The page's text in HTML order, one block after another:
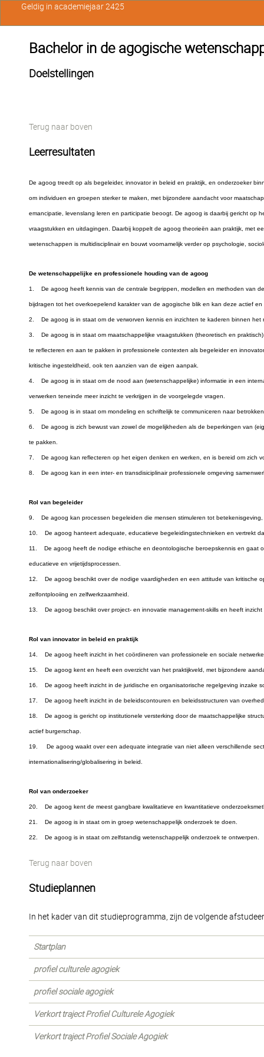
Bachelor in de agogische
Doelstellingen
Terug naar boven
Leerresultaten
De agoog treedt op als begeleider, innovator in beleid en praktijk, en onderzoeker
om individuen en groepen sterker te maken, met bijzondere aandacht voor
emancipatie, levenslang leren en participatie beoogt. De agoog is daarbij gericht op
vraagstukken en uitdagingen. Daarbij koppelt de agoog theorieën aan praktijk, met
wetenschappen is multidisciplinair en bouwt voornamelijk verder op psychologie,
De wetenschappelijke en professionele houding van de agoog
1. De agoog heeft kennis van de centrale begrippen, modellen en methoden van
bijdragen tot het overkoepelend karakter van de agogische blik en kan deze actief
2. De agoog is in staat om de verworven kennis en inzichten te kaderen binnen het
3. De agoog is in staat om maatschappelijke vraagstukken (theoretisch en
te reflecteren en aan te pakken in professionele contexten als begeleider en
kritische ingesteldheid, ook ten aanzien van de eigen aanpak.
4. De agoog is in staat om de nood aan (wetenschappelijke) informatie in een
verwerken teneinde meer inzicht te verkrijgen in de voorgelegde vragen.
5. De agoog is in staat om mondeling en schriftelijk te communiceren naar
6. De agoog is zich bewust van zowel de mogelijkheden als de beperkingen van
te pakken.
7. De agoog kan reflecteren op het eigen denken en werken, en is bereid om zich
8. De agoog kan in een inter- en transdisiciplinair professionele omgeving
Rol van begeleider
9. De agoog kan processen begeleiden die mensen stimuleren tot
10. De agoog hanteert adequate, educatieve begeleidingstechnieken en vertrekt
11. De agoog heeft de nodige ethische en deontologische beroepskennis en gaat
educatieve en vrijetijdsprocessen.
12. De agoog beschikt over de nodige vaardigheden en een attitude van kritische
zelfontplooiing en zelfwerkzaamheid.
13. De agoog beschikt over project- en innovatie management-skills en heeft
Rol van innovator in beleid en praktijk
14. De agoog heeft inzicht in het coördineren van professionele en sociale
15. De agoog kent en heeft een overzicht van het praktijkveld, met bijzondere
16. De agoog heeft inzicht in de juridische en organisatorische regelgeving inzake
17. De agoog heeft inzicht in de beleidscontouren en beleidsstructuren van
18. De agoog is gericht op institutionele versterking door de maatschappelijke
actief burgerschap.
19. De agoog waakt over een adequate integratie van niet alleen verschillende
internationalisering/globalisering in beleid.
Rol van onderzoeker
20. De agoog kent de meest gangbare kwalitatieve en kwantitatieve
21. De agoog is in staat om in groep wetenschappelijk onderzoek te doen.
22. De agoog is in staat om zelfstandig wetenschappelijk onderzoek te ontwerpen.
Terug naar boven
Studieplannen
In het kader van dit studieprogramma, zijn de volgende
Startplan
profiel culturele agogiek
profiel sociale agogiek
Verkort traject Profiel Culturele Agogiek
Verkort traject Profiel Sociale Agogiek
Geldig in academiejaar 2425